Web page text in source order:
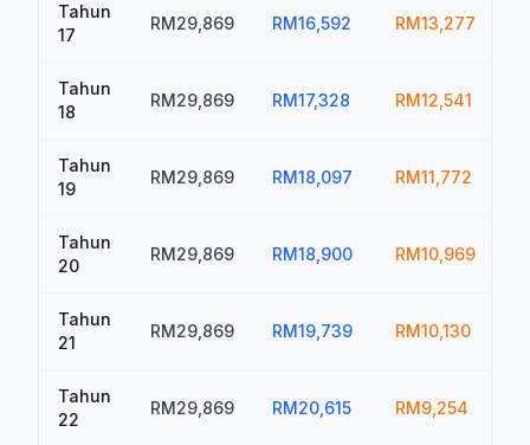
Tahun
17
RM29,869 RM16,592 RM13,277
Tahun
18
RM29,869 RM17,328 RM12,541
Tahun
19
RM29,869 RM18,097 RM11,772
Tahun
20
RM29,869 RM18,900 RM10,969
Tahun
21
RM29,869 RM19,739 RM10,130
Tahun
22
RM29,869 RM20,615 RM9,254